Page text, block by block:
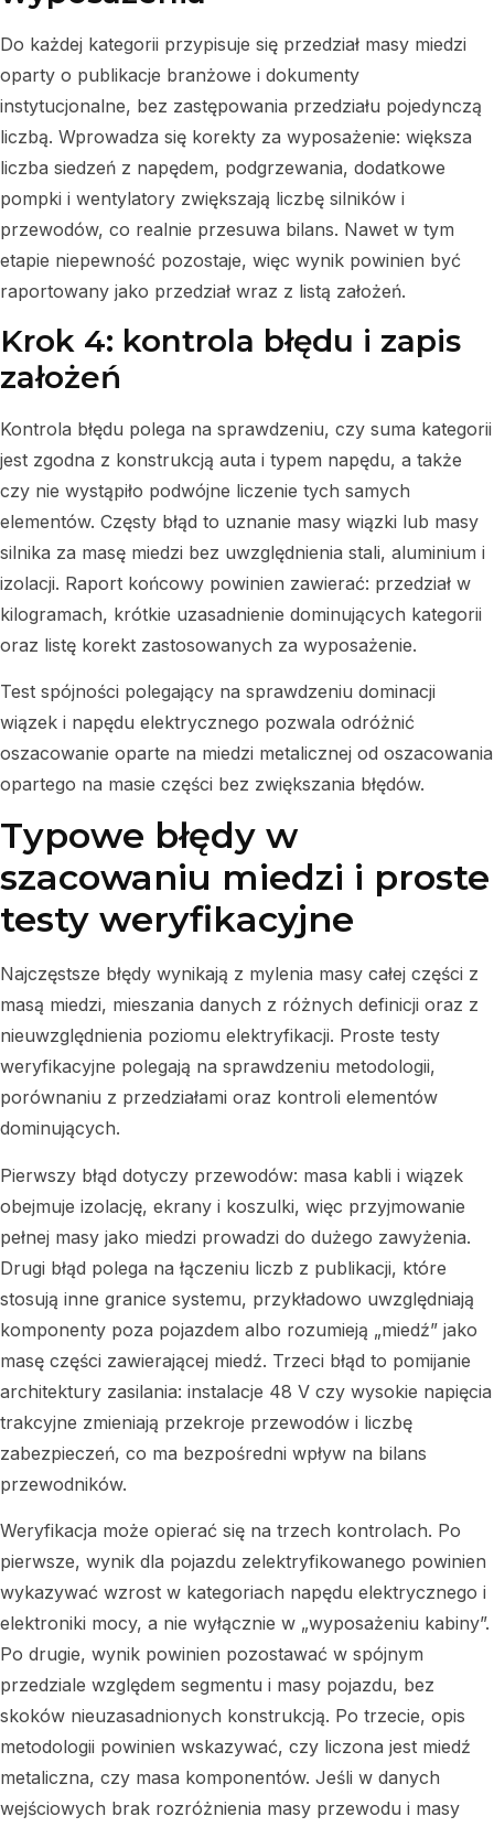
Do każdej kategorii przypisuje się przedział masy miedzi
oparty o publikacje branżowe i dokumenty
instytucjonalne, bez zastępowania przedziału pojedynczą
liczbą. Wprowadza się korekty za wyposażenie: większa
liczba siedzeń z napędem, podgrzewania, dodatkowe
pompki i wentylatory zwiększają liczbę silników i
przewodów, co realnie przesuwa bilans. Nawet w tym
etapie niepewność pozostaje, więc wynik powinien być
raportowany jako przedział wraz z listą założeń.
Krok 4: kontrola błędu i zapis
założeń
Kontrola błędu polega na sprawdzeniu, czy suma kategorii
jest zgodna z konstrukcją auta i typem napędu, a także
czy nie wystąpiło podwójne liczenie tych samych
elementów. Częsty błąd to uznanie masy wiązki lub masy
silnika za masę miedzi bez uwzględnienia stali, aluminium i
izolacji. Raport końcowy powinien zawierać: przedział w
kilogramach, krótkie uzasadnienie dominujących kategorii
oraz listę korekt zastosowanych za wyposażenie.
Test spójności polegający na sprawdzeniu dominacji
wiązek i napędu elektrycznego pozwala odróżnić
oszacowanie oparte na miedzi metalicznej od oszacowania
opartego na masie części bez zwiększania błędów.
Typowe błędy w
szacowaniu miedzi i proste
testy weryfikacyjne
Najczęstsze błędy wynikają z mylenia masy całej części z
masą miedzi, mieszania danych z różnych definicji oraz z
nieuwzględnienia poziomu elektryfikacji. Proste testy
weryfikacyjne polegają na sprawdzeniu metodologii,
porównaniu z przedziałami oraz kontroli elementów
dominujących.
Pierwszy błąd dotyczy przewodów: masa kabli i wiązek
obejmuje izolację, ekrany i koszulki, więc przyjmowanie
pełnej masy jako miedzi prowadzi do dużego zawyżenia.
Drugi błąd polega na łączeniu liczb z publikacji, które
stosują inne granice systemu, przykładowo uwzględniają
komponenty poza pojazdem albo rozumieją „miedź” jako
masę części zawierającej miedź. Trzeci błąd to pomijanie
architektury zasilania: instalacje 48 V czy wysokie napięcia
trakcyjne zmieniają przekroje przewodów i liczbę
zabezpieczeń, co ma bezpośredni wpływ na bilans
przewodników.
Weryfikacja może opierać się na trzech kontrolach. Po
pierwsze, wynik dla pojazdu zelektryfikowanego powinien
wykazywać wzrost w kategoriach napędu elektrycznego i
elektroniki mocy, a nie wyłącznie w „wyposażeniu kabiny”.
Po drugie, wynik powinien pozostawać w spójnym
przedziale względem segmentu i masy pojazdu, bez
skoków nieuzasadnionych konstrukcją. Po trzecie, opis
metodologii powinien wskazywać, czy liczona jest miedź
metaliczna, czy masa komponentów. Jeśli w danych
wejściowych brak rozróżnienia masy przewodu i masy